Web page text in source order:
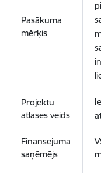
Pasākuma
mērķis
Projektu
atlases veids
Finansējuma
saņēmējs